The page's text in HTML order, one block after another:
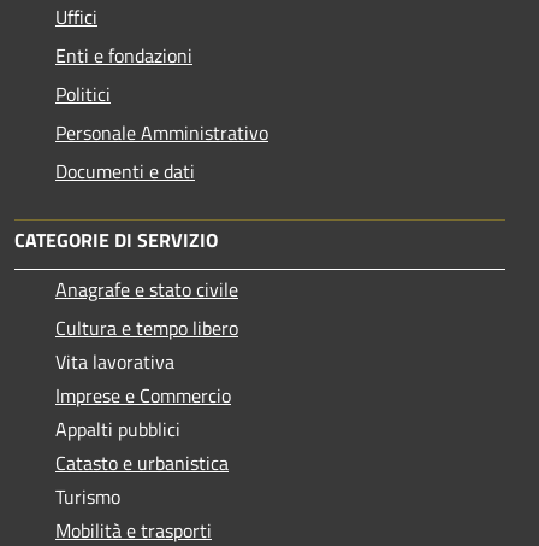
Uffici
Enti e fondazioni
Politici
Personale Amministrativo
Documenti e dati
CATEGORIE DI SERVIZIO
Anagrafe e stato civile
Cultura e tempo libero
Vita lavorativa
Imprese e Commercio
Appalti pubblici
Catasto e urbanistica
Turismo
Mobilità e trasporti